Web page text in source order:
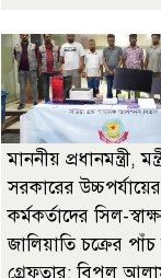
মাননীয় প্রধানমন্ত্রী,
সরকারের উচ্চপর্যায়ের
কর্মকর্তাদের সিল-
জালিয়াতি চক্রের
গ্রেফতার; বিপুল